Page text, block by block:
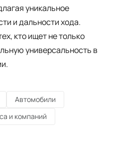
уникальное
и дальности хода.
кто ищет не только
универсальность в
Автомобили
и компаний